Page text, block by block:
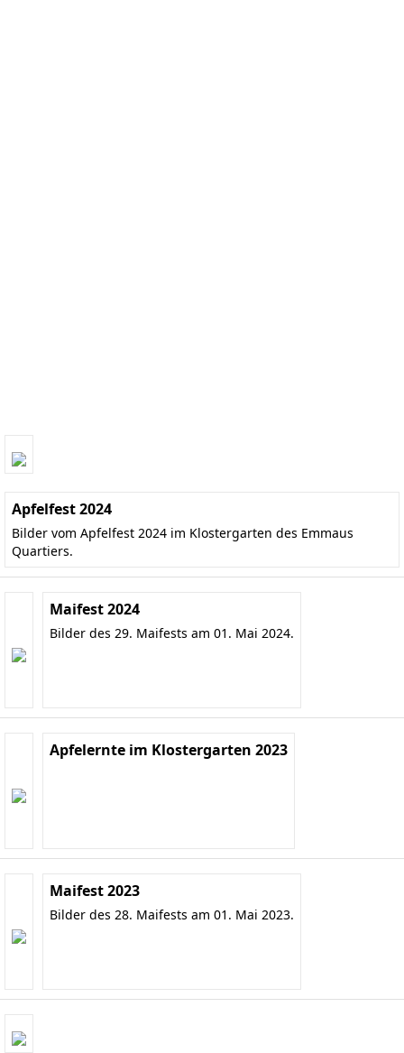
Apfelfest 2024
Bilder vom Apfelfest 2024 im Klostergarten des Emmaus
Quartiers.
Maifest 2024
Bilder des 29. Maifests am 01. Mai 2024.
Apfelernte im Klostergarten 2023
Maifest 2023
Bilder des 28. Maifests am 01. Mai 2023.